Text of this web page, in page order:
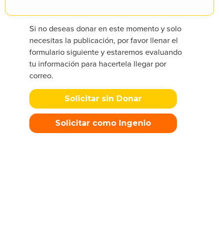
Si no deseas donar en este momento y solo
necesitas la publicación, por favor llenar el
formulario siguiente y estaremos evaluando
tu información para hacertela llegar por
correo.
Solicitar sin Donar
Solicitar como Ingenio